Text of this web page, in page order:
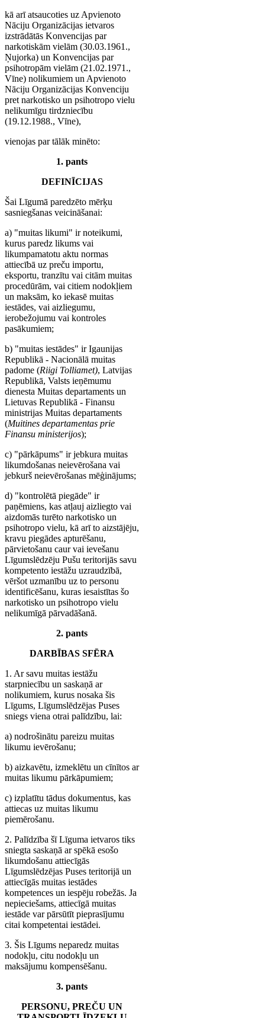
kā arī atsaucoties uz Apvienoto
Nāciju Organizācijas ietvaros
izstrādātās Konvencijas par
narkotiskām vielām (30.03.1961.,
Ņujorka) un Konvencijas par
psihotropām vielām (21.02.1971.,
Vīne) nolikumiem un Apvienoto
Nāciju Organizācijas Konvenciju
pret narkotisko un psihotropo vielu
nelikumīgu tirdzniecību
(19.12.1988., Vīne),
vienojas par tālāk minēto:
1. pants
DEFINĪCIJAS
Šai Līgumā paredzēto mērķu
sasniegšanas veicināšanai:
a) "muitas likumi" ir noteikumi,
kurus paredz likums vai
likumpamatotu aktu normas
attiecībā uz preču importu,
eksportu, tranzītu vai citām muitas
procedūrām, vai citiem nodokļiem
un maksām, ko iekasē muitas
iestādes, vai aizliegumu,
ierobežojumu vai kontroles
pasākumiem;
b) "muitas iestādes" ir Igaunijas
Republikā - Nacionālā muitas
padome (Riigi Tolliamet), Latvijas
Republikā, Valsts ieņēmumu
dienesta Muitas departaments un
Lietuvas Republikā - Finansu
ministrijas Muitas departaments
(Muitines departamentas prie
Finansu ministerijos);
c) "pārkāpums" ir jebkura muitas
likumdošanas neievērošana vai
jebkurš neievērošanas mēģinājums;
d) "kontrolētā piegāde" ir
paņēmiens, kas atļauj aizliegto vai
aizdomās turēto narkotisko un
psihotropo vielu, kā arī to aizstājēju,
kravu piegādes apturēšanu,
pārvietošanu caur vai ievešanu
Līgumslēdzēju Pušu teritorijās savu
kompetento iestāžu uzraudzībā,
vēršot uzmanību uz to personu
identificēšanu, kuras iesaistītas šo
narkotisko un psihotropo vielu
nelikumīgā pārvadāšanā.
2. pants
DARBĪBAS SFĒRA
1. Ar savu muitas iestāžu
starpniecību un saskaņā ar
nolikumiem, kurus nosaka šis
Līgums, Līgumslēdzējas Puses
sniegs viena otrai palīdzību, lai:
a) nodrošinātu pareizu muitas
likumu ievērošanu;
b) aizkavētu, izmeklētu un cīnītos ar
muitas likumu pārkāpumiem;
c) izplatītu tādus dokumentus, kas
attiecas uz muitas likumu
piemērošanu.
2. Palīdzība šī Līguma ietvaros tiks
sniegta saskaņā ar spēkā esošo
likumdošanu attiecīgās
Līgumslēdzējas Puses teritorijā un
attiecīgās muitas iestādes
kompetences un iespēju robežās. Ja
nepieciešams, attiecīgā muitas
iestāde var pārsūtīt pieprasījumu
citai kompetentai iestādei.
3. Šis Līgums neparedz muitas
nodokļu, citu nodokļu un
maksājumu kompensēšanu.
3. pants
PERSONU, PREČU UN